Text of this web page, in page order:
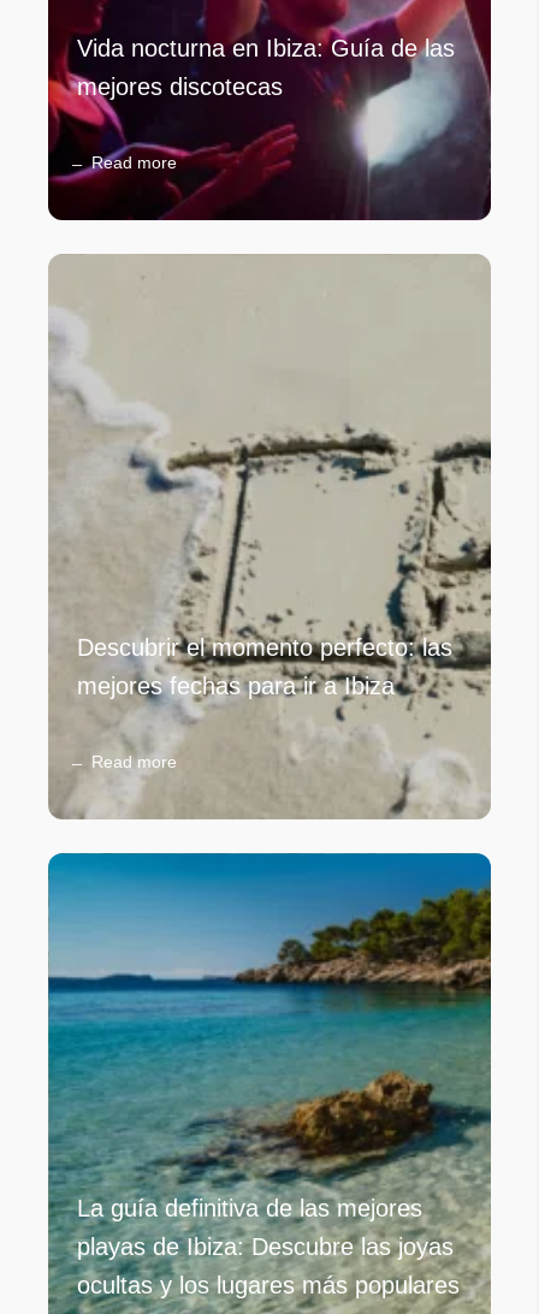
Vida nocturna en Ibiza: Guía de las
mejores discotecas
Read more
Descubrir el momento perfecto: las
mejores fechas para ir a Ibiza
Read more
La guía definitiva de las mejores
playas de Ibiza: Descubre las joyas
ocultas y los lugares más populares